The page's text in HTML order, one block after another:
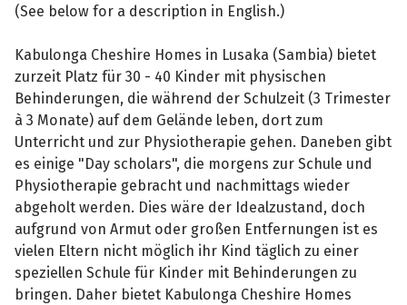
(See below for a description in English.)
Kabulonga Cheshire Homes in Lusaka (Sambia) bietet
zurzeit Platz für 30 - 40 Kinder mit physischen
Behinderungen, die während der Schulzeit (3 Trimester
à 3 Monate) auf dem Gelände leben, dort zum
Unterricht und zur Physiotherapie gehen. Daneben gibt
es einige "Day scholars", die morgens zur Schule und
Physiotherapie gebracht und nachmittags wieder
abgeholt werden. Dies wäre der Idealzustand, doch
aufgrund von Armut oder großen Entfernungen ist es
vielen Eltern nicht möglich ihr Kind täglich zu einer
speziellen Schule für Kinder mit Behinderungen zu
bringen. Daher bietet Kabulonga Cheshire Homes